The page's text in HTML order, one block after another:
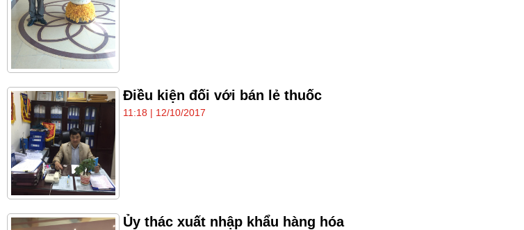
Điều kiện đối với bán lẻ thuốc
11:18 | 12/10/2017
Ủy thác xuất nhập khẩu hàng hóa